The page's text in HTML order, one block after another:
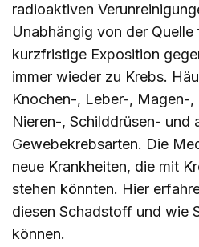
radioaktiven
Unabhängig von der
kurzfristige Exposition
immer wieder zu Krebs.
Knochen-, Leber-, Magen-
Nieren-, Schilddrüsen- und
Gewebekrebsarten. Die
neue Krankheiten, die mit
stehen könnten. Hier
diesen Schadstoff und wie
können.